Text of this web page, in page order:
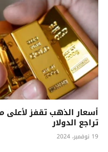
أسعار الذهب تقفز
تراجع الدولار
19 نوفمبر، 2024